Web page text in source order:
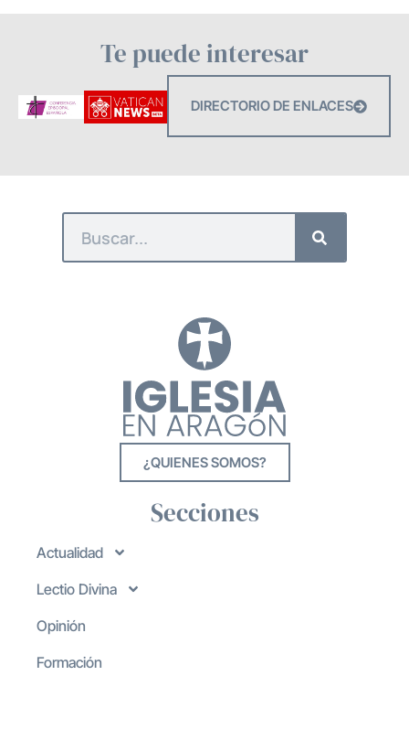
Te puede interesar
DIRECTORIO DE ENLACES
¿QUIENES SOMOS?
Secciones
Actualidad
Lectio Divina
Opinión
Formación